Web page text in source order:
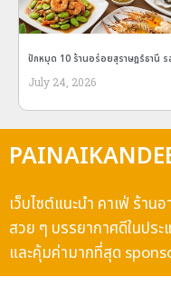
ปักหมุด 10 ร้านอร่อยสุราษฎร์ธานี ร
July 24, 2026
เว็บไซต์แนะนำ คาเฟ่ ร้า
สวย ๆ บรรยากาศดีในประ
และคุ้มค่ามากที่สุด